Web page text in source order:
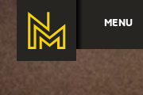
MENU